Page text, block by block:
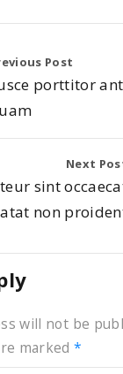
Post
porttitor
Next
sint
non
will not be
marked*